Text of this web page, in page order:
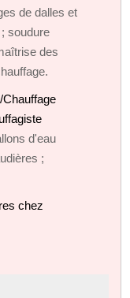
de dalles et
soudure
des
Chauffage
d'eau
;
chez